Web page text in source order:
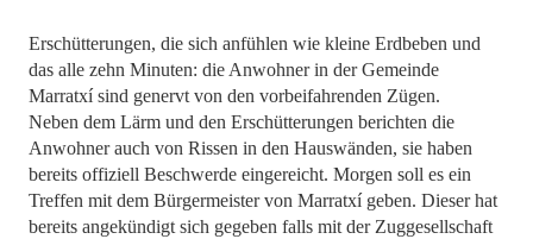
Erschütterungen, die sich anfühlen wie kleine Erdbeben und
das alle zehn Minuten: die Anwohner in der Gemeinde
Marratxí sind genervt von den vorbeifahrenden Zügen.
Neben dem Lärm und den Erschütterungen berichten die
Anwohner auch von Rissen in den Hauswänden, sie haben
bereits offiziell Beschwerde eingereicht. Morgen soll es ein
Treffen mit dem Bürgermeister von Marratxí geben. Dieser hat
bereits angekündigt sich gegeben falls mit der Zuggesellschaft